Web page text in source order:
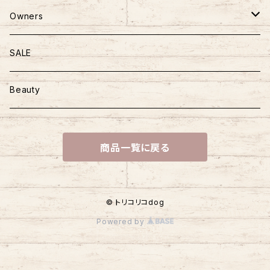
ニット
かばん
ハーネス＆リード
おさんぽアイテム
ごはん
おやつ
トッピング
Owners
マザーズバッグ
SALE
Beauty
商品一覧に戻る
© トリコリコdog
Powered by